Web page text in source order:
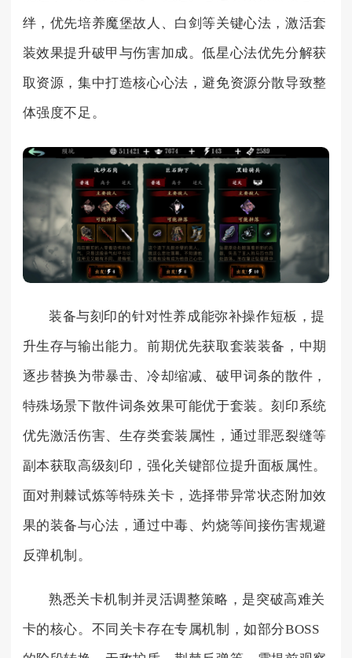
绊，优先培养魔堡故人、白剑等关键心法，激活套
装效果提升破甲与伤害加成。低星心法优先分解获
取资源，集中打造核心心法，避免资源分散导致整
体强度不足。
装备与刻印的针对性养成能弥补操作短板，提
升生存与输出能力。前期优先获取套装装备，中期
逐步替换为带暴击、冷却缩减、破甲词条的散件，
特殊场景下散件词条效果可能优于套装。刻印系统
优先激活伤害、生存类套装属性，通过罪恶裂缝等
副本获取高级刻印，强化关键部位提升面板属性。
面对荆棘试炼等特殊关卡，选择带异常状态附加效
果的装备与心法，通过中毒、灼烧等间接伤害规避
反弹机制。
熟悉关卡机制并灵活调整策略，是突破高难关
卡的核心。不同关卡存在专属机制，如部分BOSS